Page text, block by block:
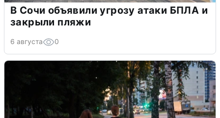
В Сочи объявили угрозу атаки БПЛА и
закрыли пляжи
6 августа 0